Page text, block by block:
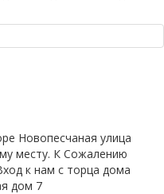
Новопесчаная улица
месту. К Сожалению
к нам с торца дома
дом 7